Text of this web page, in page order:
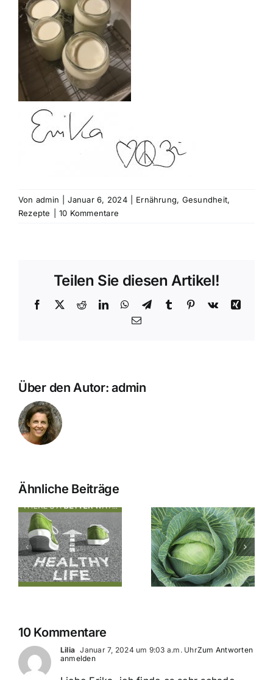
Von admin Januar 6, 2024 Ernährung, Gesundheit,
Rezepte
10 Kommentare
Teilen Sie diesen Artikel!
Facebook
X RedditLinkedInWhatsApp
TelegramTumblr Pinterest
Vk
Xing
E-
Über den Autor:admin
Ähnliche Beiträge
Die
Heilkraft
des
Weißkohlsafts
der Seele
und
Verdauung
10 Kommentare
Lilia Januar 7, 2024 um 9:03 a.m. UhrZum Antworten
anmelden